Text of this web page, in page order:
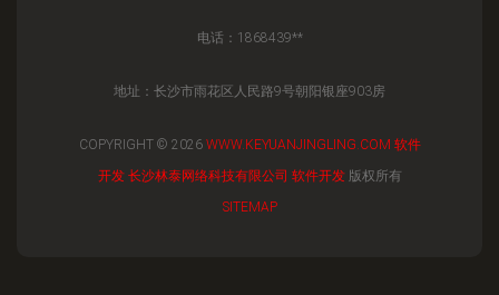
电话：1868439**
地址：长沙市雨花区人民路9号朝阳银座903房
COPYRIGHT © 2026 WWW.KEYUANJINGLING.COM 软件
开发 长沙林泰网络科技有限公司 软件开发版权所有
SITEMAP